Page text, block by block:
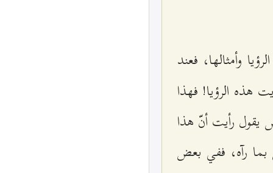
وأمثالها، فعند
هذه الرؤيا! فهذا
يقول رأيت أنّ هذا
بما رآه، ففي بعض